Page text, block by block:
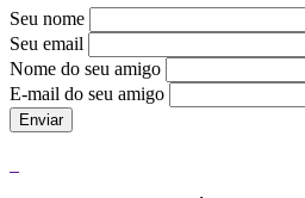
Seu nome
Seu email
Nome do seu amigo
E-mail do seu amigo
Enviar